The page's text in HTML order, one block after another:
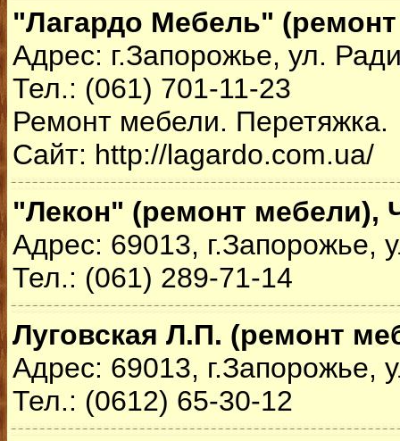
"Лагардо Мебель"
Адрес: г.Запорожье, ул.
Тел.: (061) 701-11-23
Ремонт мебели. Перетяжка.
Сайт: http://lagardo.com.ua/
"Лекон" (ремонт мебели),
Адрес: 69013, г.Запорожье,
Тел.: (061) 289-71-14
Луговская Л.П. (ремонт
Адрес: 69013, г.Запорожье,
Тел.: (0612) 65-30-12